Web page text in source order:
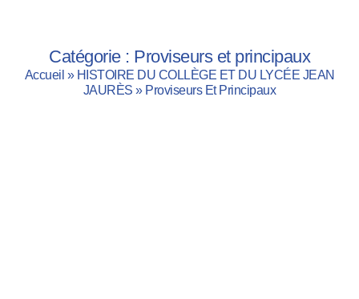
Catégorie : Proviseurs et principaux
Accueil » HISTOIRE DU COLLÈGE ET DU LYCÉE JEAN
JAURÈS » Proviseurs Et Principaux